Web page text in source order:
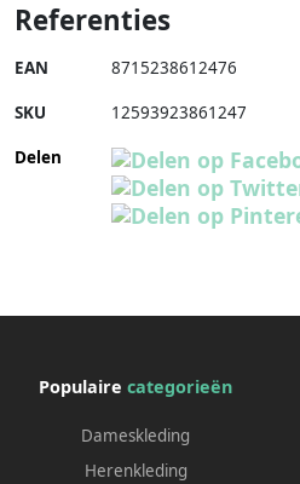
Referenties
EAN 8715238612476
SKU 12593923861247
Delen
Populaire categorieën
Dameskleding
Herenkleding